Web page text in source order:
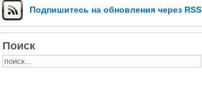
Подпишитесь на обновления через RSS
Поиск